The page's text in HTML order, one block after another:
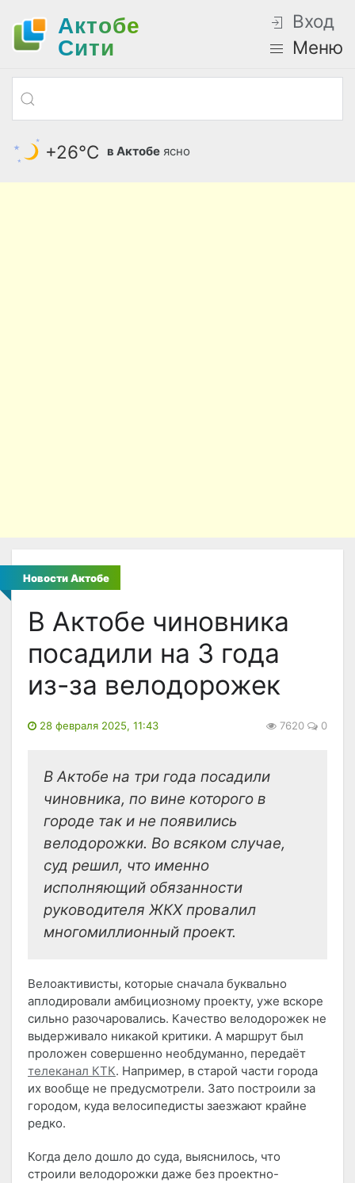
Актобе
Cити
Вход
Меню
+26°С в Актобе ясно
Новости Актобе
В Актобе чиновника
посадили на 3 года
из-за велодорожек
28 февраля 2025, 11:43 7620 0
В Актобе на три года посадили
чиновника, по вине которого в
городе так и не появились
велодорожки. Во всяком случае,
суд решил, что именно
исполняющий обязанности
руководителя ЖКХ провалил
многомиллионный проект.
Велоактивисты, которые сначала буквально
аплодировали амбициозному проекту, уже вскоре
сильно разочаровались. Качество велодорожек не
выдерживало никакой критики. А маршрут был
проложен совершенно необдуманно, передаёт
телеканал КТК. Например, в старой части города
их вообще не предусмотрели. Зато построили за
городом, куда велосипедисты заезжают крайне
редко.
Когда дело дошло до суда, выяснилось, что
строили велодорожки даже без проектно-